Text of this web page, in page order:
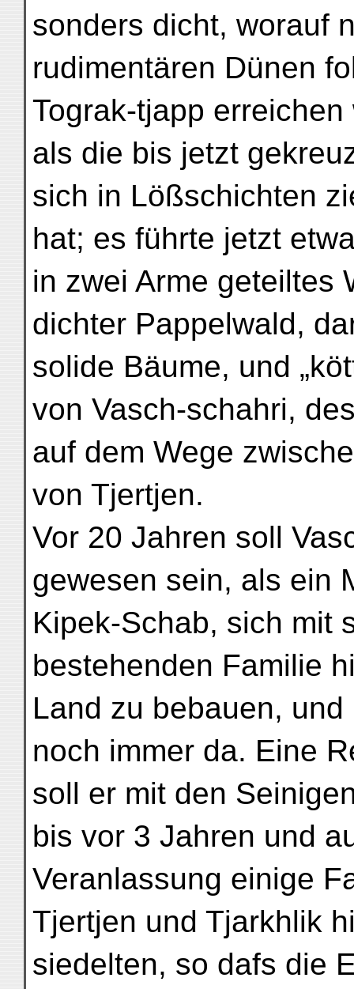
sonders dicht, worauf
rudimentären Dünen
Tograk-tjapp
als die bis jetzt
sich in Lößschichten
hat; es führte jetzt
in zwei Arme geteiltes
dichter Pappelwald,
solide Bäume, und
von Vasch-schahri,
auf dem Wege
von Tjertjen.
Vor 20 Jahren soll
gewesen sein, als ein
Kipek-Schab, sich mit
bestehenden Familie
Land zu bebauen,
noch immer da. Eine
soll er mit den
bis vor 3 Jahren und
Veranlassung einige
Tjertjen und Tjarkhlik
siedelten, so dafs die